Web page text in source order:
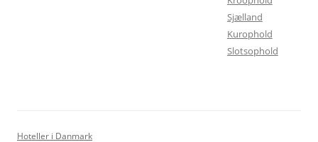
Sjælland
Kurophold
Slotsophold
Hoteller i Danmark